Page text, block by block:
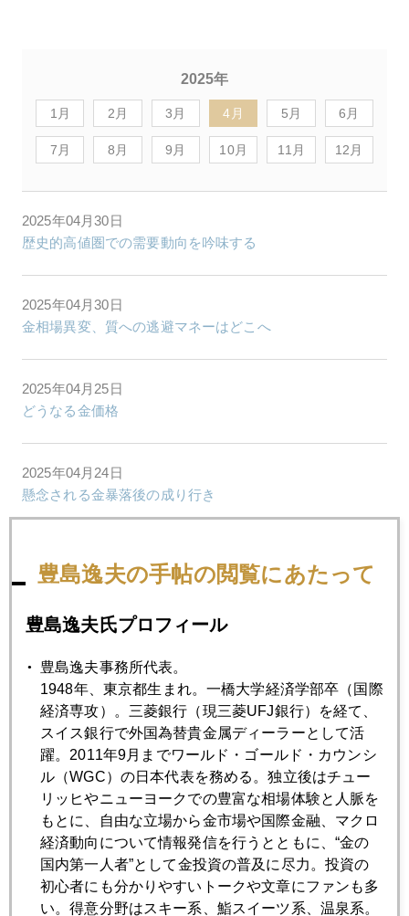
2025年
1月 2月 3月 4月 5月 6月
7月 8月 9月 10月 11月 12月
2025年04月30日
歴史的高値圏での需要動向を吟味する
2025年04月30日
金相場異変、質への逃避マネーはどこへ
2025年04月25日
どうなる金価格
2025年04月24日
懸念される金暴落後の成り行き
３３００～３５００のレンジで大乱高下
また、一日１００ドル近く急騰、３５００ドル視野
2025年04月21日
イースター休暇明け、アジア時間で金続騰
2025年04月18日
金急騰、やっと一服
2025年04月17日
豊島逸夫の手帖の閲覧にあたって
豊島逸夫氏プロフィール
豊島逸夫事務所代表。
1948年、東京都生まれ。一橋大学経済学部卒（国際
経済専攻）。三菱銀行（現三菱UFJ銀行）を経て、
スイス銀行で外国為替貴金属ディーラーとして活
躍。2011年9月までワールド・ゴールド・カウンシ
ル（WGC）の日本代表を務める。独立後はチュー
リッヒやニューヨークでの豊富な相場体験と人脈を
もとに、自由な立場から金市場や国際金融、マクロ
経済動向について情報発信を行うとともに、“金の
国内第一人者”として金投資の普及に尽力。投資の
初心者にも分かりやすいトークや文章にファンも多
い。得意分野はスキー系、鮨スイーツ系、温泉系。